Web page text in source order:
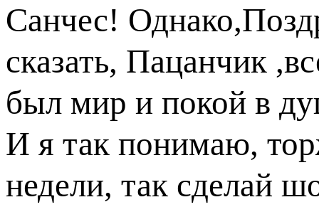
Санчес!
сказать, Пацанчик
был мир и покой в
И я так понимаю,
недели, так сделай